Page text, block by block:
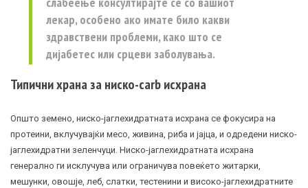
лекар, особено ако имате било какви
здравствени проблеми, како што се
дијабетес или срцеви заболувања.
Типични храна за ниско-carb исхрана
Општо земено, ниско-јаглехидратната исхрана се фокусира на
протеини, вклучувајќи месо, живина, риба и јајца, и одредени ниско-
јаглехидратни зеленчуци. Ниско-јаглехидратната исхрана
генерално ги исклучува или ограничува повеќето житарки,
мешунки, овошје, леб, слатки, тестенини и високо-јаглехидратните